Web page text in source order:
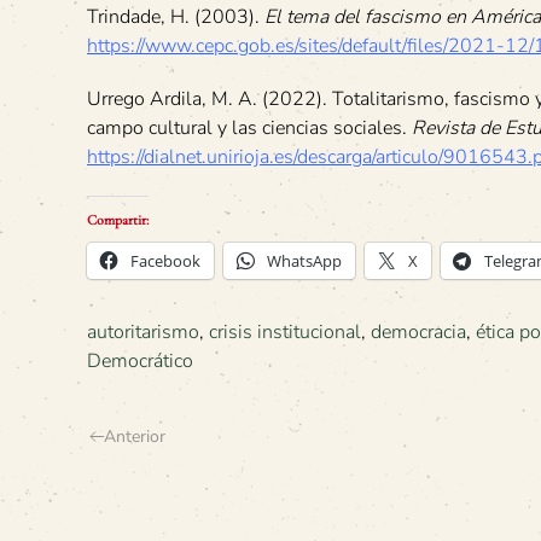
Trindade, H. (2003). El tema del fascismo en
https://www.cepc.gob.es/sites/default/files/2021-
Urrego Ardila, M. A. (2022). Totalitarismo, fascismo
campo cultural y las ciencias sociales. Revista de
https://dialnet.unirioja.es/descarga/articulo/
Compartir:
Facebook WhatsApp X
autoritarismo, crisis institucional, democracia, ética
Democrático
Anterior